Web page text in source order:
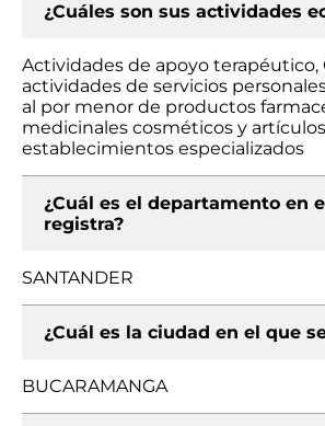
¿Cuáles son sus actividades
Actividades de apoyo terapéutico,
actividades de servicios
al por menor de productos
medicinales cosméticos y
establecimientos especializados
¿Cuál es el departamento en
registra?
SANTANDER
¿Cuál es la ciudad en el que
BUCARAMANGA